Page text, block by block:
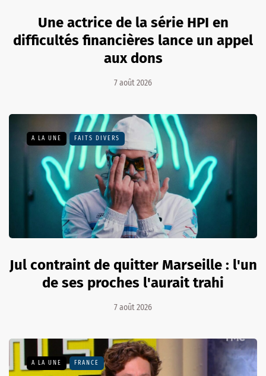
Une actrice de la série HPI en
difficultés financières lance un appel
aux dons
7 août 2026
A LA UNE FAITS DIVERS
Jul contraint de quitter Marseille : l'un
de ses proches l'aurait trahi
7 août 2026
A LA UNE FRANCE